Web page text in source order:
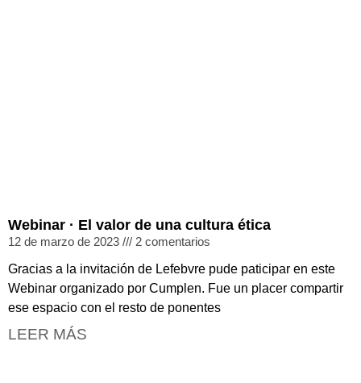
Webinar · El valor de una cultura ética
12 de marzo de 2023
2 comentarios
Gracias a la invitación de Lefebvre pude paticipar en este
Webinar organizado por Cumplen. Fue un placer compartir
ese espacio con el resto de ponentes
LEER MÁS